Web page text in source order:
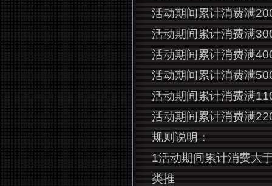
活动期间累计消费满
活动期间累计消费满
活动期间累计消费满
活动期间累计消费满
活动期间累计消费满
活动期间累计消费满
规则说明：
1活动期间累计消费大
类推